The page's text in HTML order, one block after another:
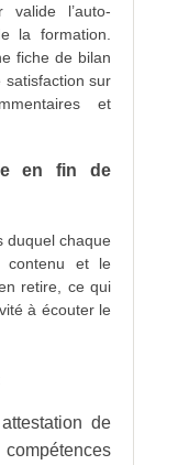
valide l’auto-
la formation.
fiche de bilan
satisfaction sur
et
en fin de
duquel chaque
contenu et le
retire, ce qui
à écouter le
de